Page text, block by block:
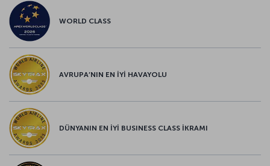
WORLD CLASS
AVRUPA’NIN EN İYİ HAVAYOLU
DÜNYANIN EN İYİ BUSINESS CLASS İKRAMI